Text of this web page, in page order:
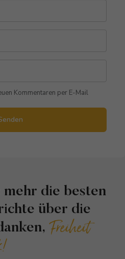
Kommentaren per E-Mail
mehr die besten
über die
Freiheit